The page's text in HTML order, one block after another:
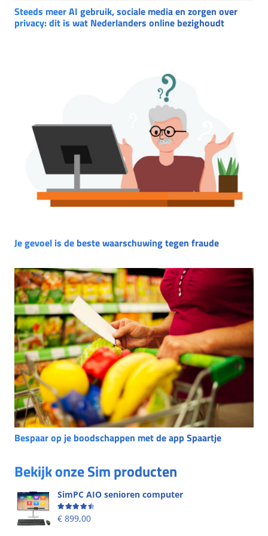
Steeds meer AI gebruik, sociale media en zorgen over
privacy: dit is wat Nederlanders online bezighoudt
Je gevoel is de beste waarschuwing tegen fraude
Bespaar op je boodschappen met de app Spaartje
Bekijk onze Sim producten
SimPC AIO senioren computer
Beoordeling
€ 899,00